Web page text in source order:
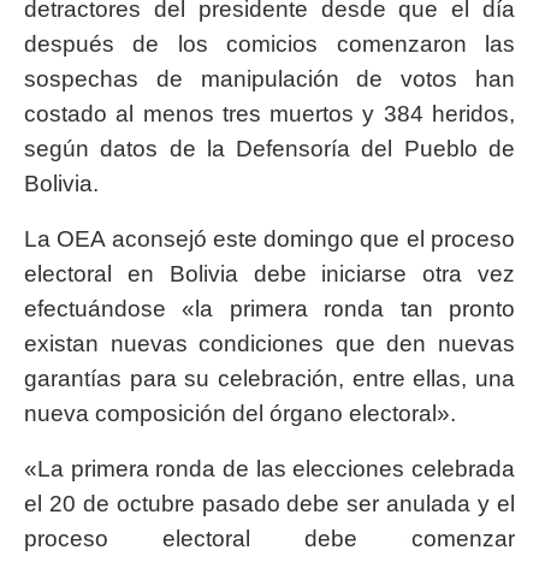
detractores del presidente desde que el día
después de los comicios comenzaron las
sospechas de manipulación de votos han
costado al menos tres muertos y 384 heridos,
según datos de la Defensoría del Pueblo de
Bolivia.
La OEA aconsejó este domingo que el proceso
electoral en Bolivia debe iniciarse otra vez
efectuándose «la primera ronda tan pronto
existan nuevas condiciones que den nuevas
garantías para su celebración, entre ellas, una
nueva composición del órgano electoral».
«La primera ronda de las elecciones celebrada
el 20 de octubre pasado debe ser anulada y el
proceso electoral debe comenzar